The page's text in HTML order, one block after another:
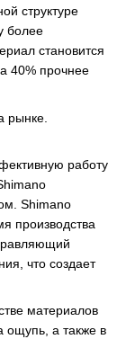
структуре
более
становится
40% прочнее
рынке.
работу
Shimano
производства
что создает
материалов
ощупь, а также в